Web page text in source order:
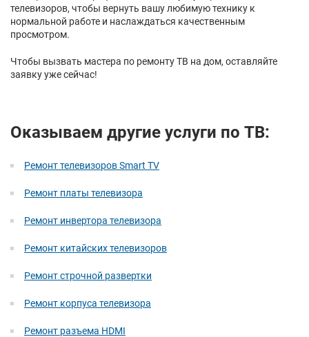
телевизоров, чтобы вернуть вашу любимую технику к
нормальной работе и наслаждаться качественным
просмотром.
Чтобы вызвать мастера по ремонту ТВ на дом, оставляйте
заявку уже сейчас!
Оказываем другие услуги по ТВ:
Ремонт телевизоров Smart TV
Ремонт платы телевизора
Ремонт инвертора телевизора
Ремонт китайских телевизоров
Ремонт строчной развертки
Ремонт корпуса телевизора
Ремонт разъема HDMI